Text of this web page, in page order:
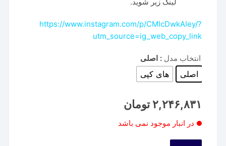
لینک زیر شوید.
https://www.instagram.com/p/CMIcDwkAIey/?
utm_source=ig_web_copy_link
انتخاب مدل : اصلی
اصلی های کپی
۲,۲۴۶,۸۳۱ تومان
در انبار موجود نمی باشد